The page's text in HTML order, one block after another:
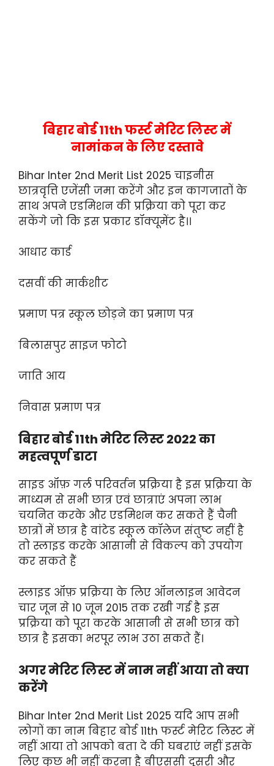
बिहार बोर्ड 11th फर्स्ट मेरिट लिस्ट में
नामांकन के लिए दस्तावे
Bihar Inter 2nd Merit List 2025 चाइनीस
छात्रवृत्ति एजेंसी जमा करेंगे और इन कागजातों के
साथ अपने एडमिशन की प्रक्रिया को पूरा कर
सकेंगे जो कि इस प्रकार डॉक्यूमेंट है।।
आधार कार्ड
दसवीं की मार्कशीट
प्रमाण पत्र स्कूल छोड़ने का प्रमाण पत्र
बिलासपुर साइज फोटो
जाति आय
निवास प्रमाण पत्र
बिहार बोर्ड 11th मेरिट लिस्ट 2022 का
महत्वपूर्ण डाटा
साइड ऑफ़ गर्ल परिवर्तन प्रक्रिया है इस प्रक्रिया के
माध्यम से सभी छात्र एवं छात्राएं अपना लाभ
चयनित करके और एडमिशन कर सकते हैं चैनी
छात्रों में छात्र है वांटेड स्कूल कॉलेज संतुष्ट नहीं है
तो स्लाइड करके आसानी से विकल्प को उपयोग
कर सकते हैं
स्लाइड ऑफ़ प्रक्रिया के लिए ऑनलाइन आवेदन
चार जून से 10 जून 2015 तक रखी गई है इस
प्रक्रिया को पूरा करके आसानी से सभी छात्र को
छात्र है इसका भरपूर लाभ उठा सकते हैं।
अगर मेरिट लिस्ट में नाम नहीं आया तो क्या
करेंगे
Bihar Inter 2nd Merit List 2025 यदि आप सभी
लोगों का नाम बिहार बोर्ड 11th फर्स्ट मेरिट लिस्ट में
नहीं आया तो आपको बता दे की घबराएं नहीं इसके
लिए कुछ भी नहीं करना है बीएससी दूसरी और